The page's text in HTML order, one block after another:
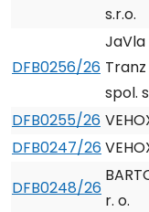
s.r.o.
DFB0256/26
spol.
DFB0255/26
DFB0247/26
DFB0248/26
r. o.